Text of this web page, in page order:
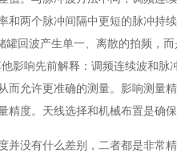
两个脉冲间隔中更短的脉冲持
回波产生单一、离散的拍频，
影响先前解释：调频连续波和
允许更准确的测量。影响测量
度。天线选择和机械布置是确保
没有什么差别，二者都是非常